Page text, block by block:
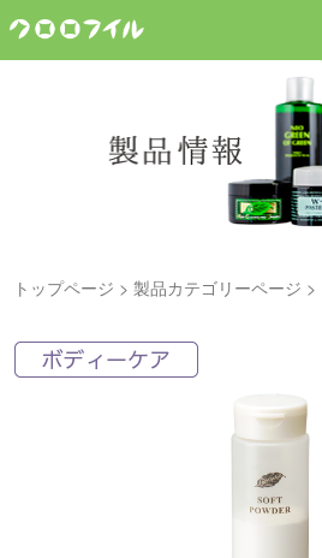
トップページ 製品カテゴリーページ